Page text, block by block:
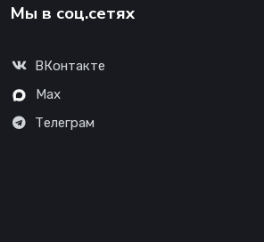
Мы в соц.сетях
ВКонтакте
Max
Телеграм